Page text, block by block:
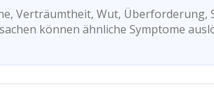
Verträumtheit, Wut, Überforderung,
können ähnliche Symptome